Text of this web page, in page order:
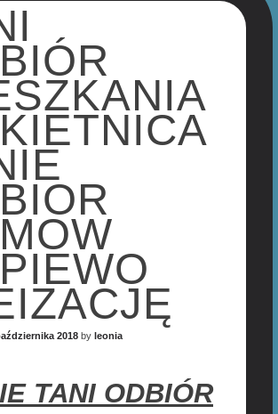
2018by leonia
TANI ODBIÓR